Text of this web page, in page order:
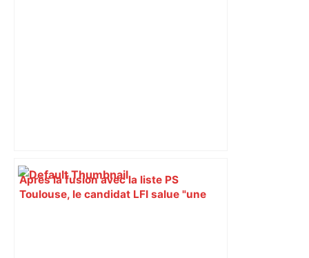
Après la fusion avec la liste PS
Toulouse, le candidat LFI salue "une